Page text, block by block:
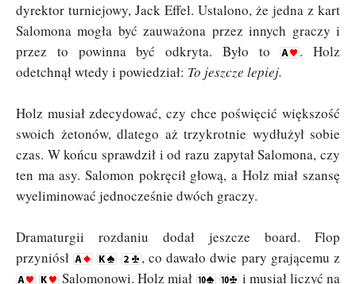
dyrektor turniejowy, Jack Effel. Ustalono, że jedna z kart
Salomona mogła być zauważona przez innych graczy i
przez to powinna być odkryta. Było to
. Holz
odetchnął wtedy i powiedział: To jeszcze lepiej.
Holz musiał zdecydować, czy chce poświęcić większość
swoich żetonów, dlatego aż trzykrotnie wydłużył sobie
czas. W końcu sprawdził i od razu zapytał Salomona, czy
ten ma asy. Salomon pokręcił głową, a Holz miał szansę
wyeliminować jednocześnie dwóch graczy.
Dramaturgii rozdaniu dodał jeszcze board. Flop
przyniósł
, co dawało dwie pary grającemu z
Salomonowi. Holz miał
i musiał liczyć na